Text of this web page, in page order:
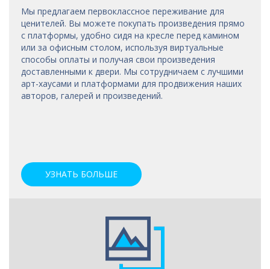
Мы предлагаем первоклассное переживание для
ценителей. Вы можете покупать произведения прямо
с платформы, удобно сидя на кресле перед камином
или за офисным столом, используя виртуальные
способы оплаты и получая свои произведения
доставленными к двери. Мы сотрудничаем с лучшими
арт-хаусами и платформами для продвижения наших
авторов, галерей и произведений.
УЗНАТЬ БОЛЬШЕ